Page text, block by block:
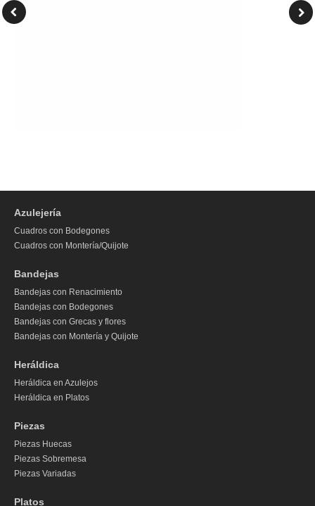
Azulejería
Cuadros con Bodegones
Cuadros con Montería/Quijote
Bandejas
Bandejas con Renacimiento
Bandejas con Bodegones
Bandejas con Grecas y flores
Bandejas con Montería y Quijote
Heráldica
Heráldica en Azulejos
Heráldica en Platos
Piezas
Piezas Huecas
Piezas Sobremesa
Piezas Variadas
Platos